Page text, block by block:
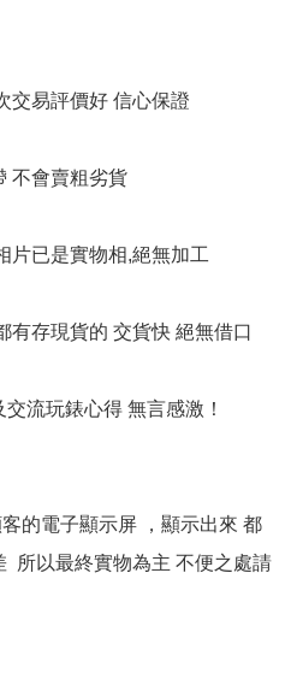
交易評價好 信心保證
不會賣粗劣貨
片已是實物相,絕無加工
有存現貨的 交貨快 絕無借口
流玩錶心得 無言感激！
的電子顯示屏 ，顯示出來 都
所以最終實物為主 不便之處請